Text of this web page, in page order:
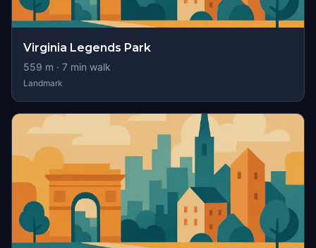
Virginia Legends Park
559 m · 7 min walk
Landmark